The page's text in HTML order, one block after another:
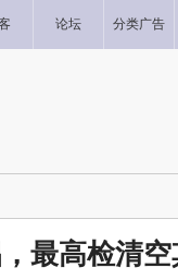
论坛 分类广告
最高检清